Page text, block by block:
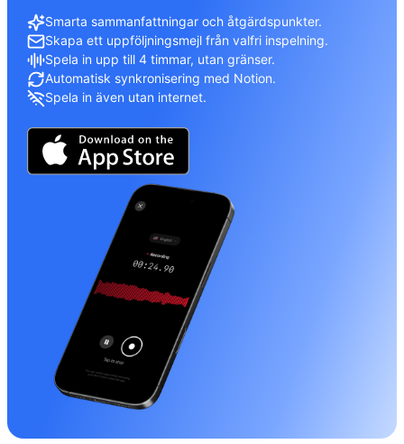
Smarta sammanfattningar och åtgärdspunkter.
Skapa ett uppföljningsmejl från valfri inspelning.
Spela in upp till 4 timmar, utan gränser.
Automatisk synkronisering med Notion.
Spela in även utan internet.